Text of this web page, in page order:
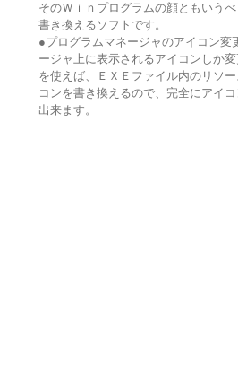
そのＷｉｎプログラムの顔ともいう
書き換えるソフトです。
●プログラムマネージャのアイコン変
ージャ上に表示されるアイコンしか
を使えば、ＥＸＥファイル内のリソ
コンを書き換えるので、完全にアイ
出来ます。